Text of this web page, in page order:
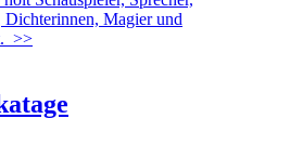
Dichterinnen, Magier und
>>